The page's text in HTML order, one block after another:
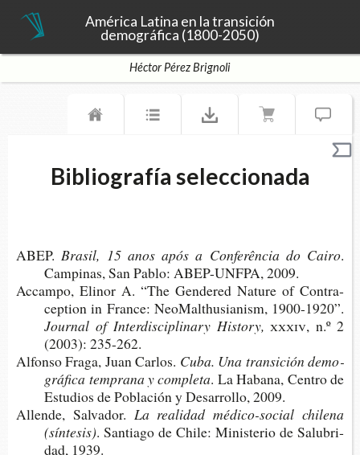
América Latina en la transición
demográfica (1800-2050)
Héctor Pérez Brignoli
Bibliografía seleccionada
ABEP.Bra­sil, 15 anos após a Con­ferência do Cairo.
Cam­pi­nas, San Pablo: ABEP-​UNFPA, 2009.
Accam­po, Eli­nor A. “The Gen­de­red Natu­re of Con­tra­
cep­tion in Fran­ce: Neo­Mal­t­hu­sia­nism, 1900-1920”.
Jour­nal of Inter­dis­ci­pli­nary History, xxxiv, n.º 2
(2003): 235-262.
Alfon­so Fraga, Juan Carlos. Cuba. Una tran­si­ción demo­
grá­fi­ca tem­pra­na y completa. La Haba­na, Cen­tro de
Estu­dios de Pobla­ción y Desa­rro­llo, 2009.
Allen­de, Salvador. La reali­dad médico-​social chi­le­na
(síntesis). San­tia­go de Chile: Minis­te­rio de Salu­bri­
dad, 1939.